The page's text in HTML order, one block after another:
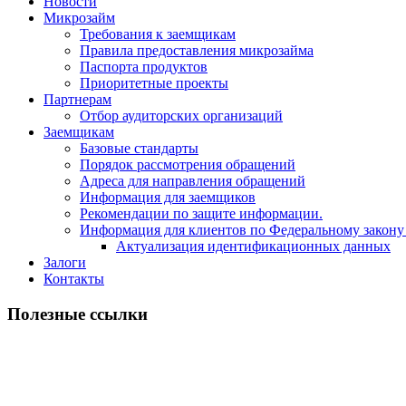
Микрозайм
Требования к заемщикам
Правила предоставления микрозайма
Паспорта продуктов
Приоритетные проекты
Партнерам
Отбор аудиторских организаций
Заемщикам
Базовые стандарты
Порядок рассмотрения обращений
Адреса для направления обращений
Информация для заемщиков
Рекомендации по защите информации.
Информация для клиентов по Федеральному
Актуализация идентификационных данных
Залоги
Контакты
Полезные ссылки